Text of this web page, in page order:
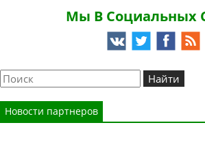
Мы В Социальных
Новости партнеров